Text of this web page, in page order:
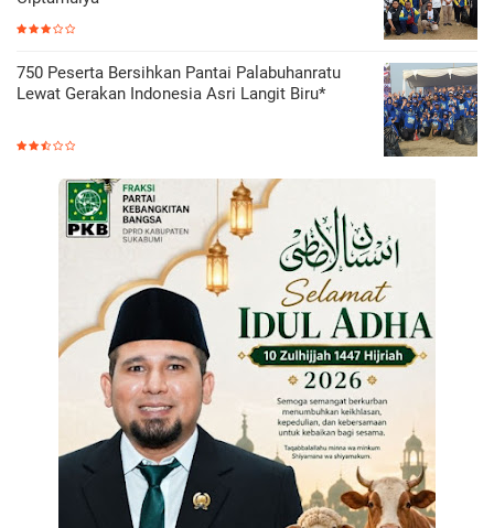
750 Peserta Bersihkan Pantai Palabuhanratu
Lewat Gerakan Indonesia Asri Langit Biru*